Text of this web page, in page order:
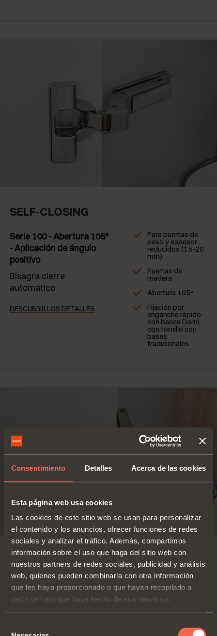
Consentimiento Detalles Acerca de las cookies
Esta página web usa cookies
Las cookies de este sitio web se usan para personalizar
el contenido y los anuncios, ofrecer funciones de redes
sociales y analizar el tráfico. Además, compartimos
información sobre el uso que haga del sitio web con
nuestros partners de redes sociales, publicidad y análisis
web, quienes pueden combinarla con otra información
que les haya proporcionado o que hayan recopilado a
partir del uso que haya hecho de sus servicios.
SELF-CLOSING
Serie 100 - Abertura 105°
- Aplicación de ángulo
positivo
Bisagra cierre
automático
DESCUBRIR LOS DETALLES
Para puertas de
peso y espesor
reducidos (15-20
mm)
Puertas de
madera
Abertura 105°
Fijación por
enganche rápido
con bases Domi,
con tornillo con
bases
tradicionales
SELF-CLOSING
Serie 100 - Abertura 105°
- Contracodo
Bisagra cierre
Para puertas de
peso y espesor
reducidos (15-20